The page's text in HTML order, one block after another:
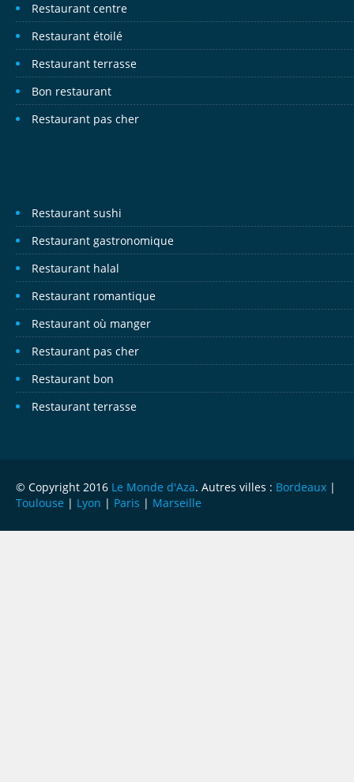
Restaurant centre
Restaurant étoilé
Restaurant terrasse
Bon restaurant
Restaurant pas cher
Restaurant sushi
Restaurant gastronomique
Restaurant halal
Restaurant romantique
Restaurant où manger
Restaurant pas cher
Restaurant bon
Restaurant terrasse
© Copyright 2016 Le Monde d'Aza. Autres villes : Bordeaux |
Toulouse | Lyon | Paris | Marseille